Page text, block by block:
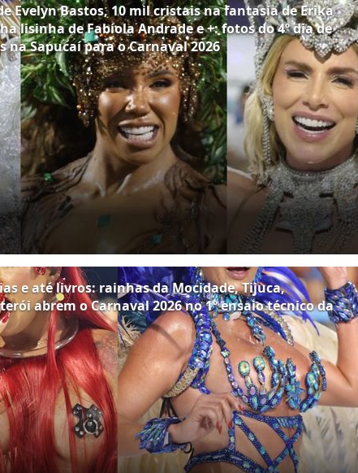
Evelyn Bastos, 10 mil cristais na fantasia de Erika
lisinha de Fabíola Andrade e +: fotos do 4º dia de
na Sapucaí para o Carnaval 2026
e até livros: rainhas da Mocidade, Tijuca,
abrem o Carnaval 2026 no 1º ensaio técnico da